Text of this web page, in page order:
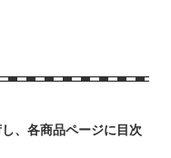
、各商品ページに目次